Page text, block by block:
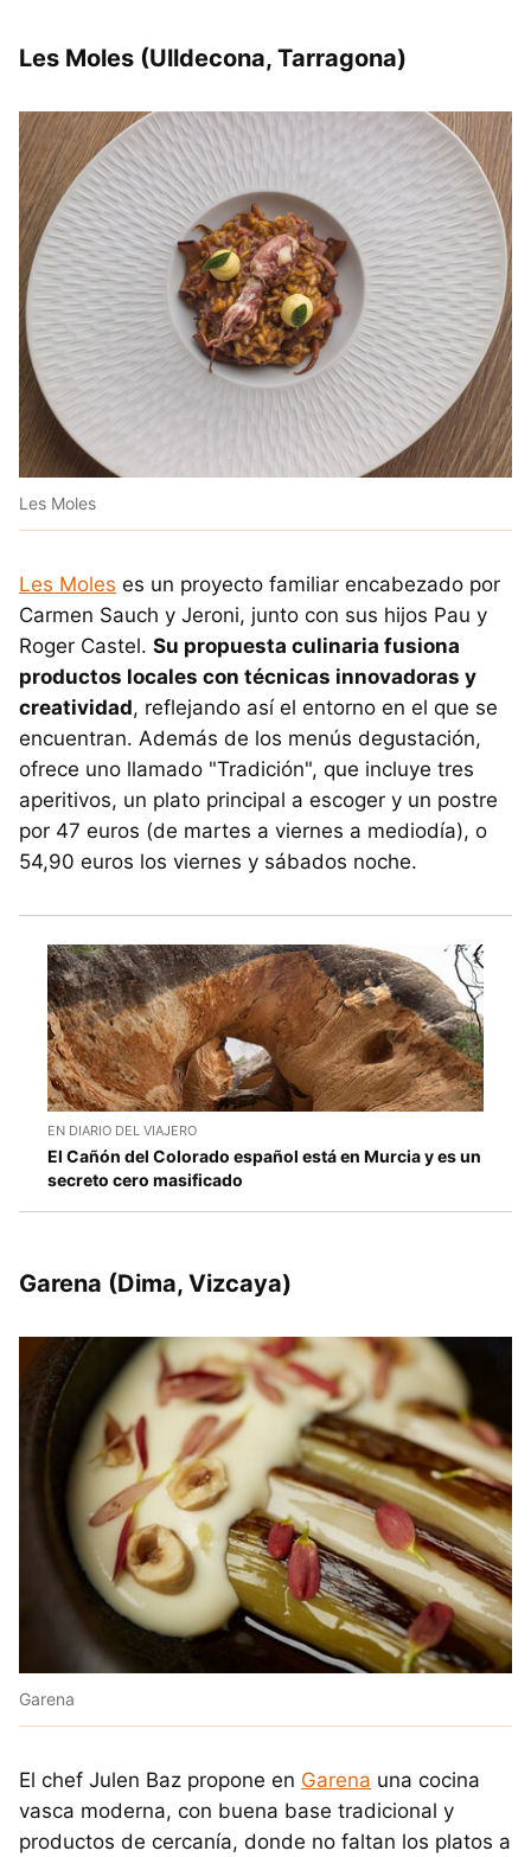
Les Moles (Ulldecona, Tarragona)
Les Moles
Les Moles es un proyecto familiar encabezado por
Carmen Sauch y Jeroni, junto con sus hijos Pau y
Roger Castel. Su propuesta culinaria fusiona
productos locales con técnicas innovadoras y
creatividad, reflejando así el entorno en el que se
encuentran. Además de los menús degustación,
ofrece uno llamado "Tradición", que incluye tres
aperitivos, un plato principal a escoger y un postre
por 47 euros (de martes a viernes a mediodía), o
54,90 euros los viernes y sábados noche.
EN DIARIO DEL VIAJERO
El Cañón del Colorado español está en Murcia y es un
secreto cero masificado
Garena (Dima, Vizcaya)
Garena
El chef Julen Baz propone en Garena una cocina
vasca moderna, con buena base tradicional y
productos de cercanía, donde no faltan los platos a